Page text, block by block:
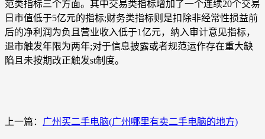
范类指标三个方面。其中交易类指标增加了一个连续20个交易
日市值低于5亿元的指标;财务类指标则是扣除非经常性损益前
后的净利润为负且营业收入低于1亿元，纳入审计意见指标，
退市触发年限为两年;对于信息披露或者规范运作存在重大缺
陷且未按期改正触发st制度。
上一篇： 广州买二手电脑(广州哪里有卖二手电脑的地方)